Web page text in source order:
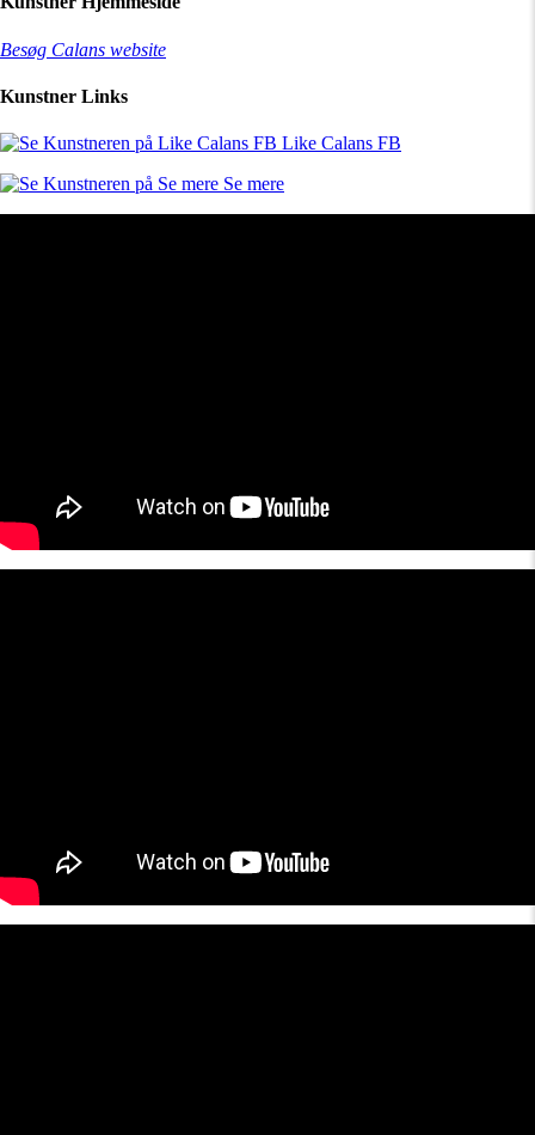
Besøg Calans website
Kunstner Links
Like Calans FB
Se mere